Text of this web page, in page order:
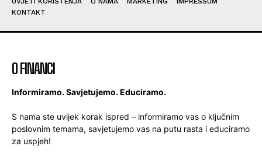
KONTAKT
O FINANCI
Informiramo. Savjetujemo. Educiramo.
S nama ste uvijek korak ispred – informiramo vas o ključnim
poslovnim temama, savjetujemo vas na putu rasta i educiramo
za uspjeh!